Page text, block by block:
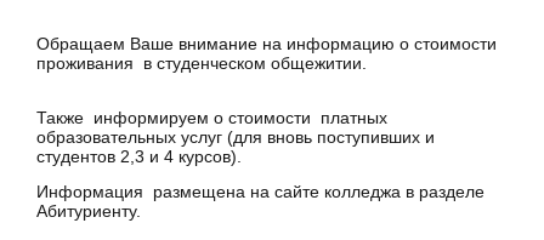
Обращаем Ваше внимание на информацию о стоимости
проживания в студенческом общежитии.
Также информируем о стоимости платных
образовательных услуг (для вновь поступивших и
студентов 2,3 и 4 курсов).
Информация размещена на сайте колледжа в разделе
Абитуриенту.